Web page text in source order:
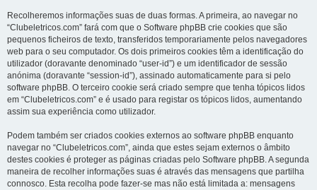
Recolheremos informações suas de duas formas. A primeira, ao navegar no
“Clubeletricos.com” fará com que o Software phpBB crie cookies que são
pequenos ficheiros de texto, transferidos temporariamente pelos navegadores
web para o seu computador. Os dois primeiros cookies têm a identificação do
utilizador (doravante denominado “user-id”) e um identificador de sessão
anónima (doravante “session-id”), assinado automaticamente para si pelo
software phpBB. O terceiro cookie será criado sempre que tenha tópicos lidos
em “Clubeletricos.com” e é usado para registar os tópicos lidos, aumentando
assim sua experiência como utilizador.
Podem também ser criados cookies externos ao software phpBB enquanto
navegar no “Clubeletricos.com”, ainda que estes sejam externos o âmbito
destes cookies é proteger as páginas criadas pelo Software phpBB. A segunda
maneira de recolher informações suas é através das mensagens que partilha
connosco. Esta recolha pode fazer-se mas não está limitada a: mensagens